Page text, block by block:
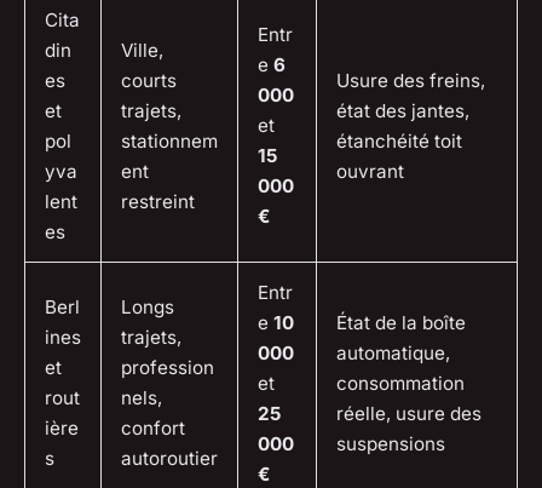
Cita
din
es
et
pol
yva
lent
es
Ville,
courts
trajets,
stationnem
ent
restreint
Entr
e 6
000
et
15
000
€
Usure des freins,
état des jantes,
étanchéité toit
ouvrant
Berl
ines
et
rout
ière
s
Longs
trajets,
profession
nels,
confort
autoroutier
Entr
e 10
000
et
25
000
€
État de la boîte
automatique,
consommation
réelle, usure des
suspensions